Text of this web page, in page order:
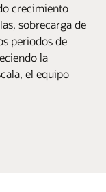
crecimiento
sobrecarga de
periodos de
la
el equipo